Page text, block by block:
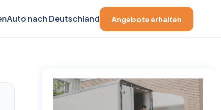
Auto nach Deutschland Angebote erhalten